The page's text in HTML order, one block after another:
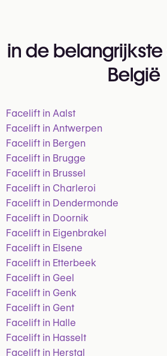
in de
België
Facelift in Aalst
Facelift in Antwerpen
Facelift in Bergen
Facelift in Brugge
Facelift in Brussel
Facelift in Charleroi
Facelift in Dendermonde
Facelift in Doornik
Facelift in Eigenbrakel
Facelift in Elsene
Facelift in Etterbeek
Facelift in Geel
Facelift in Genk
Facelift in Gent
Facelift in Halle
Facelift in Hasselt
Facelift in Herstal